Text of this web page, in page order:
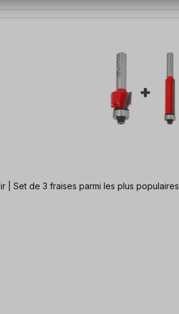
| Set de 3 fraises parmi les plus populaires